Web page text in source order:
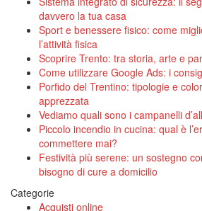
davvero la tua casa
Sport e benessere fisico: come
l’attività fisica
Scoprire Trento: tra storia, arte e
Come utilizzare Google Ads: i
Porfido del Trentino: tipologie e
apprezzata
Vediamo quali sono i campanelli
Piccolo incendio in cucina: qual è
commettere mai?
Festività più serene: un sostegno
bisogno di cure a domicilio
Categorie
Acquisti online